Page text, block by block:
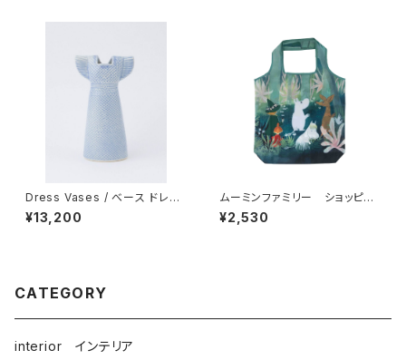
Dress Vases / べース ドレス
（スカイブルー）/ Lisa Larso
n リサ・ラーソン
¥13,200
ムーミンファミリー ショッピン
グバッグ エコバッグ byプル
ートプロダクテル
¥2,530
CATEGORY
interior インテリア